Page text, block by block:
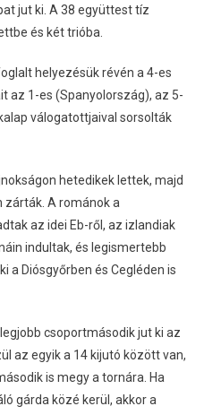
jut ki. A 38 együttest tíz
és két trióba.
helyezésük révén a 4-es
az 1-es (Spanyolország), az 5-
válogatottjaival sorsolták
hetedikek lettek, majd
zárták. A románok a
az idei Eb-ről, az izlandiak
indultak, és legismertebb
a Diósgyőrben és Cegléden is
csoportmásodik jut ki az
az egyik a 14 kijutó között van,
is megy a tornára. Ha
gárda közé kerül, akkor a